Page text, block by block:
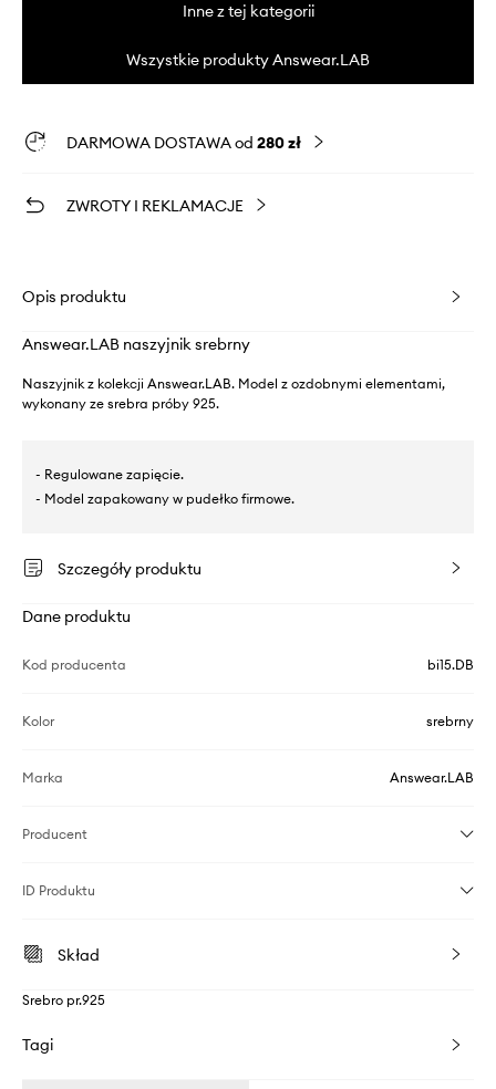
Inne z tej kategorii
Wszystkie produkty Answear.LAB
DARMOWA DOSTAWA od 280 zł
ZWROTY I REKLAMACJE
Opis produktu
Answear.LAB naszyjnik srebrny
Naszyjnik z kolekcji Answear.LAB. Model z ozdobnymi elementami,
wykonany ze srebra próby 925.
- Regulowane zapięcie.
- Model zapakowany w pudełko firmowe.
Szczegóły produktu
Dane produktu
Kod producenta bi15.DB
Kolor srebrny
Marka Answear.LAB
Producent
ID Produktu
Skład
Srebro pr.925
Tagi